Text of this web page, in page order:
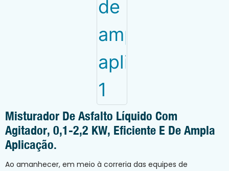
Misturador De Asfalto Líquido Com
Agitador, 0,1-2,2 KW, Eficiente E De Ampla
Aplicação.
Ao amanhecer, em meio à correria das equipes de